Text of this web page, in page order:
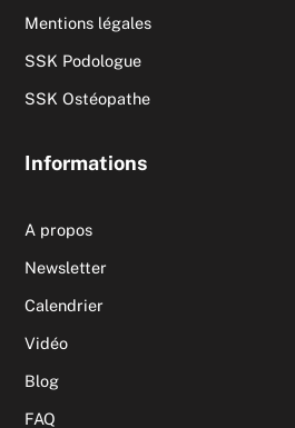
Mentions légales
SSK Podologue
SSK Ostéopathe
Informations
A propos
Newsletter
Calendrier
Vidéo
Blog
FAQ